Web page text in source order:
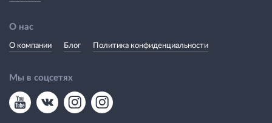
О нас
О компании Блог Политика конфиденциальности
Мы в соцсетях